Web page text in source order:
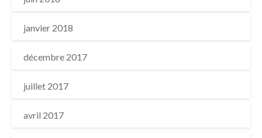
janvier 2018
décembre 2017
juillet 2017
avril 2017